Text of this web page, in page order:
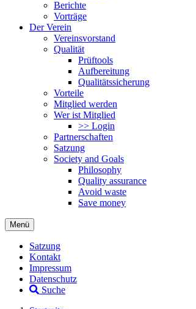
Berichte
Vorträge
Der Verein
Vereinsvorstand
Qualität
Prüftools
Aufbereitung
Qualitätssicherung
Vorteile
Mitglied werden
Wer ist Mitglied
>> Login
Partnerschaften
Satzung
Society and Goals
Philosophy
Quality assurance
Avoid waste
Save money
Menü
Satzung
Kontakt
Impressum
Datenschutz
Suche